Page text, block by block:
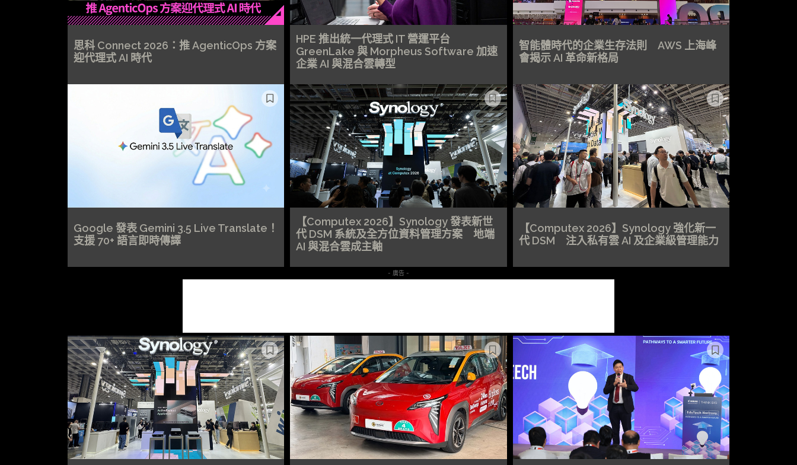
思科 Connect 2026：推 AgenticOps 方案
迎代理式 AI 時代
HPE 推出統一代理式 IT 營運平台
GreenLake 與 Morpheus Software 加速
企業 AI 與混合雲轉型
智能體時代的企業生存法則 AWS 上海峰
會揭示 AI 革命新格局
Google 發表 Gemini 3.5 Live Translate！
支援 70+ 語言即時傳譯
【Computex 2026】Synology 發表新世
代 DSM 系統及全方位資料管理方案 地端
AI 與混合雲成主軸
【Computex 2026】Synology 強化新一
代 DSM 注入私有雲 AI 及企業級管理能力
- 廣告 -